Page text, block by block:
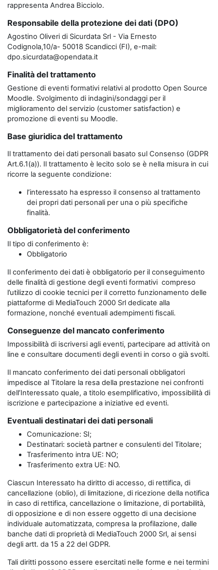
rappresenta Andrea Bicciolo.
Responsabile della protezione dei dati (DPO)
Agostino Oliveri di Sicurdata Srl - Via Ernesto
Codignola,10/a- 50018 Scandicci (FI), e-mail:
dpo.sicurdata@opendata.it
Finalità del trattamento
Gestione di eventi formativi relativi al prodotto Open Source
Moodle. Svolgimento di indagini/sondaggi per il
miglioramento del servizio (customer satisfaction) e
promozione di eventi su Moodle.
Base giuridica del trattamento
Il trattamento dei dati personali basato sul Consenso (GDPR
Art.6.1(a)). Il trattamento è lecito solo se è nella misura in cui
ricorre la seguente condizione:
l’interessato ha espresso il consenso al trattamento
dei propri dati personali per una o più specifiche
finalità.
Obbligatorietà del conferimento
Il tipo di conferimento è:
Obbligatorio
Il conferimento dei dati è obbligatorio per il conseguimento
delle finalità di gestione degli eventi formativi compreso
l’utilizzo di cookie tecnici per il corretto funzionamento delle
piattaforme di MediaTouch 2000 Srl dedicate alla
formazione, nonché eventuali adempimenti fiscali.
Conseguenze del mancato conferimento
Impossibilità di iscriversi agli eventi, partecipare ad attività on
line e consultare documenti degli eventi in corso o già svolti.
Il mancato conferimento dei dati personali obbligatori
impedisce al Titolare la resa della prestazione nei confronti
dell’Interessato quale, a titolo esemplificativo, impossibilità di
iscrizione e partecipazione a iniziative ed eventi.
Eventuali destinatari dei dati personali
Comunicazione: SI;
Destinatari: società partner e consulenti del Titolare;
Trasferimento intra UE: NO;
Trasferimento extra UE: NO.
Ciascun Interessato ha diritto di accesso, di rettifica, di
cancellazione (oblio), di limitazione, di ricezione della notifica
in caso di rettifica, cancellazione o limitazione, di portabilità,
di opposizione e di non essere oggetto di una decisione
individuale automatizzata, compresa la profilazione, dalle
banche dati di proprietà di MediaTouch 2000 Srl, ai sensi
degli artt. da 15 a 22 del GDPR.
Tali diritti possono essere esercitati nelle forme e nei termini